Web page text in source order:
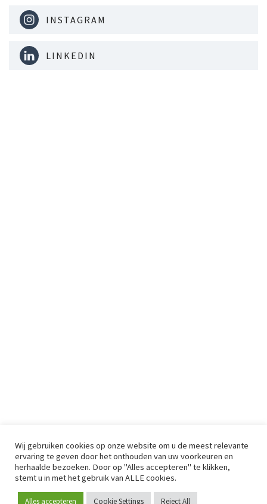
INSTAGRAM
LINKEDIN
Wij gebruiken cookies op onze website om u de meest relevante
ervaring te geven door het onthouden van uw voorkeuren en
herhaalde bezoeken. Door op "Alles accepteren" te klikken,
stemt u in met het gebruik van ALLE cookies.
Alles accepteren Cookie Settings Reject All